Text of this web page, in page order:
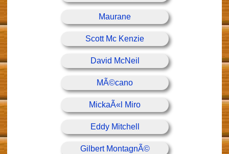
Maurane
Scott Mc Kenzie
David McNeil
MÃ©cano
MickaÃ«l Miro
Eddy Mitchell
Gilbert MontagnÃ©